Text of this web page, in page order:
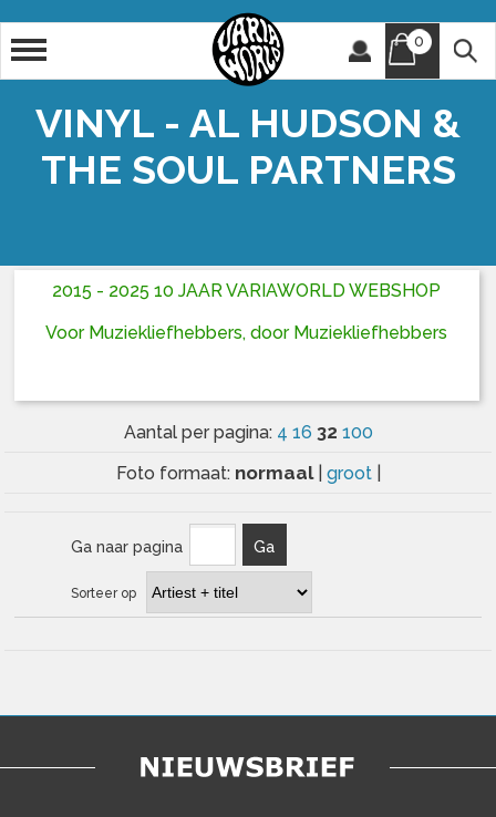
0
VINYL - AL HUDSON &
THE SOUL PARTNERS
2015 - 2025 10 JAAR VARIAWORLD WEBSHOP
Voor Muziekliefhebbers, door Muziekliefhebbers
Aantal per pagina: 4 16 32 100
Foto formaat: normaal groot
Ga naar pagina Ga
Sorteer op